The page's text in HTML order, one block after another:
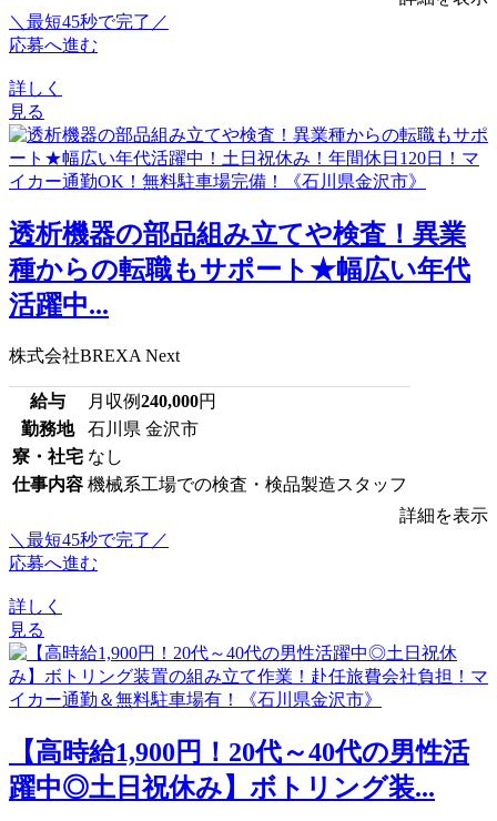
＼最短45秒で完了／
応募へ進む
詳しく
見る
透析機器の部品組み立てや検査！異業
種からの転職もサポート★幅広い年代
活躍中...
株式会社BREXA Next
給与 月収例240,000円
勤務地
石川県 金沢市
寮・社宅 なし
仕事内容 機械系工場での検査・検品製造スタッフ
詳細を表示
＼最短45秒で完了／
応募へ進む
詳しく
見る
【高時給1,900円！20代～40代の男性活
躍中◎土日祝休み】ボトリング装...